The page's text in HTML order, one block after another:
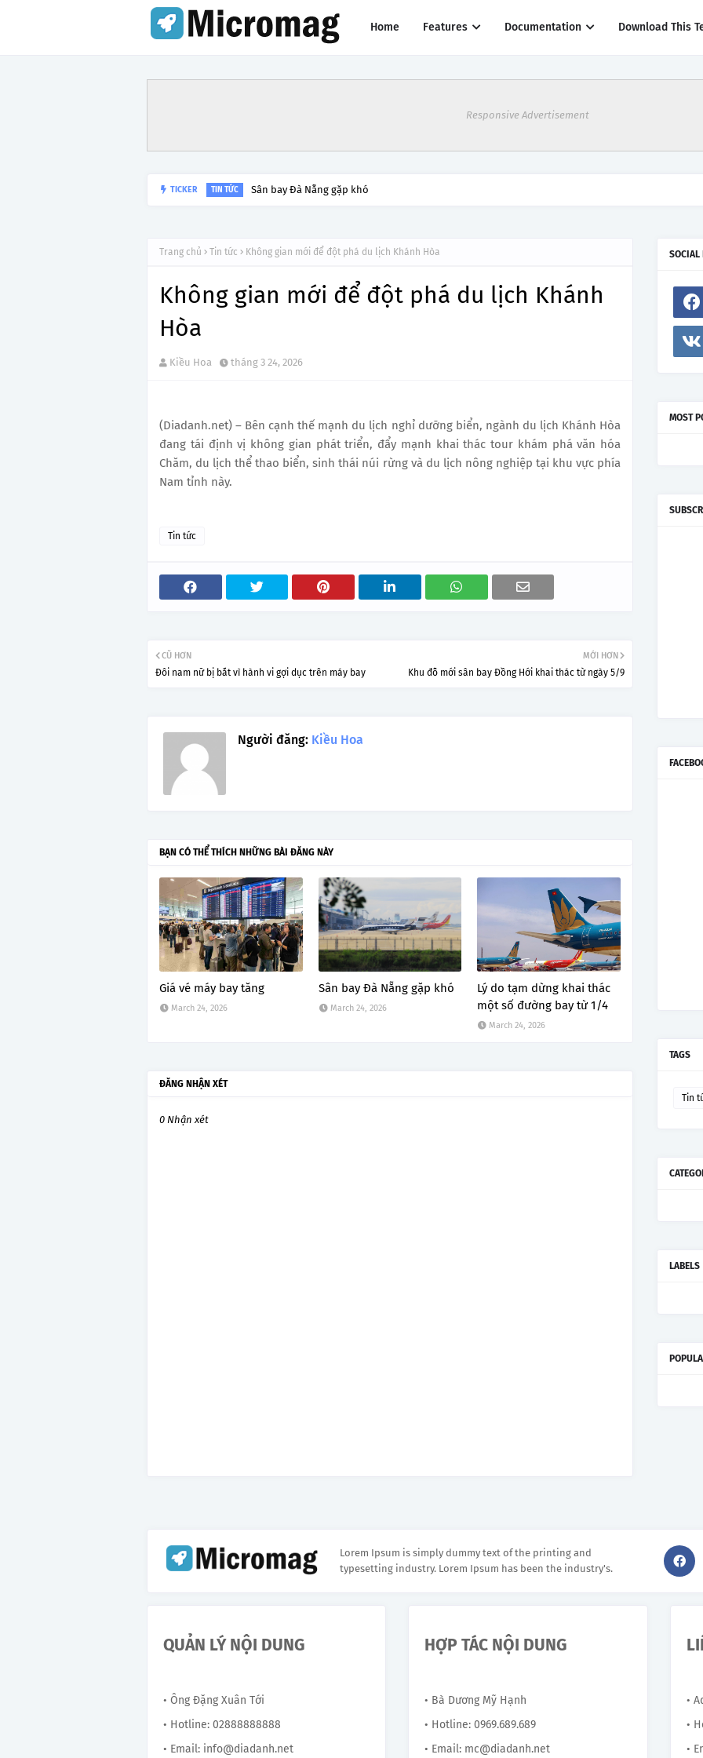
Home Features Documentation Download This
Responsive Advertisement
TICKER
Trang chủ Tin tức Không gian mới để đột phá du lịch Khánh Hòa
Không gian mới để đột phá du lịch Khánh
Hòa
Kiều Hoa tháng 3 24, 2026
(Diadanh.net) – Bên cạnh thế mạnh du lịch nghỉ dưỡng biển, ngành du lịch Khánh Hòa
đang tái định vị không gian phát triển, đẩy mạnh khai thác tour khám phá văn hóa
Chăm, du lịch thể thao biển, sinh thái núi rừng và du lịch nông nghiệp tại khu vực phía
Nam tỉnh này.
Tin tức
MỚI HƠN
Khu đỗ mới sân bay Đồng Hới khai thác từ ngày 5/9
CŨ HƠN
Đôi nam nữ bị bắt vì hành vi gợi dục trên máy bay
Người đăng: Kiều Hoa
BẠN CÓ THỂ THÍCH NHỮNG BÀI ĐĂNG NÀY
Giá vé máy bay tăng
March 24, 2026
Sân bay Đà Nẵng gặp khó
March 24, 2026
Lý do tạm dừng khai thác
một số đường bay từ 1/4
March 24, 2026
ĐĂNG NHẬN XÉT
0 Nhận xét
SOCIAL
MOST
TAGS
Tin
LABELS
Lorem Ipsum is simply dummy text of the printing and
typesetting industry. Lorem Ipsum has been the industry's.
QUẢN LÝ NỘI DUNG
• Ông Đặng Xuân Tới
• Hotline: 02888888888
• Email: info@diadanh.net
HỢP TÁC NỘI DUNG
• Bà Dương Mỹ Hạnh
• Hotline: 0969.689.689
• Email: mc@diadanh.net
•
•
•